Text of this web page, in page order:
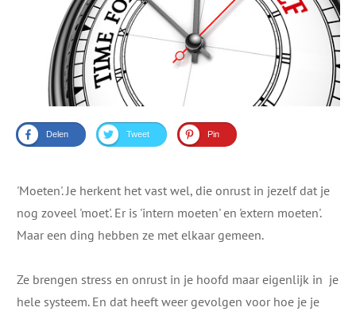
Delen Tweet Pin
​'Moeten'. Je herkent het vast wel, die onrust in jezelf dat je
nog zoveel 'moet'. Er is 'intern moeten' en 'extern moeten'.
Maar een ding hebben ze met elkaar gemeen.
Ze brengen stress en onrust in je hoofd maar eigenlijk in je
hele systeem. En dat heeft weer gevolgen voor hoe je je